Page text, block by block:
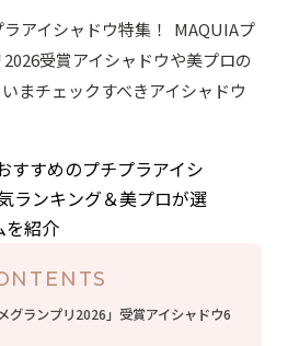
アイシャドウ特集！ MAQUIAプ
受賞アイシャドウや美プロの
まチェックすべきアイシャドウ
グランプリ2026」受賞アイシャドウ6